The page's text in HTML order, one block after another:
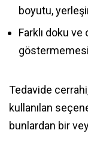
boyutu,
Farklı doku ve
göstermemesi
Tedavide
kullanılan
bunlardan bir